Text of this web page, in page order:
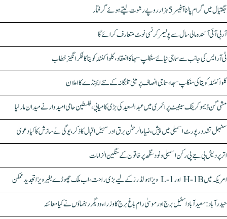
جگتیال میں گرام پالنا آفیسر 5 ہزار روپے رشوت لیتے ہوئے گرفتار
آر بی آئی آئندہ مالی سال سے پولیمر کرنسی نوٹ متعارف کرائے گا
ٹی آر ایس کی جانب سے سماجی نیائے سنکلپ سبھا کا انعقاد، کلواکنٹلہ کویتا کا فکر انگیز خطاب
کلواکنٹلہ کویتا کی سنکلپ سبھا، سماجی انصاف پر مبنی تلنگانہ کے نئے ایجنڈے کا اعلان
مشی گن ڈیموکریٹک سینیٹ پرائمری میں عبدالسعید کی بڑی کامیابی، فلسطین حامی امیدوار نے میدان مار لیا
سنبھل تشدد رپورٹ اسمبلی میں پیش، ضیاء الرحمٰن برق اور سہیل اقبال کا ذکر، یوگی نے سازش کا کیا دعویٰ
اتر پردیش بی جے پی رکن اسمبلی ونود سنگھ پر خاتون کے سنگین الزامات
امریکہ میں H-1B اور L-1 ویزا ہولڈرز کے لیے بڑی راحت، اب ملک چھوڑے بغیر ویزا تجدید ممکن
حیدرآباد: سعیدآباد اسٹیل برج اور موسیٰ رام باغ برج کا وزراء و دیگر رہنماؤں نے کیا معائنہ